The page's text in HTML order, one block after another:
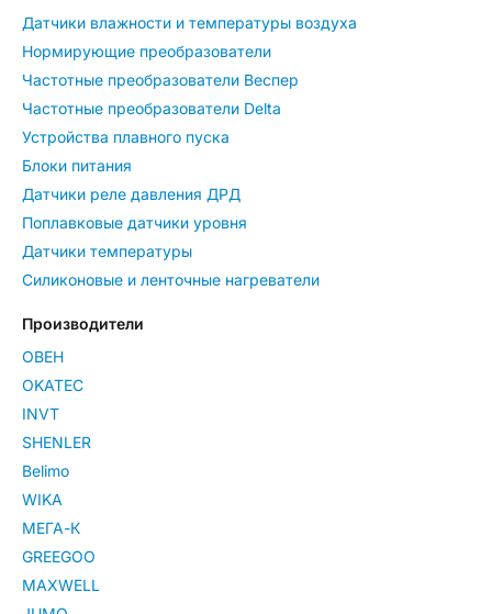
Датчики влажности и температуры воздуха
Нормирующие преобразователи
Частотные преобразователи Веспер
Частотные преобразователи Delta
Устройства плавного пуска
Блоки питания
Датчики реле давления ДРД
Поплавковые датчики уровня
Датчики температуры
Силиконовые и ленточные нагреватели
Производители
ОВЕН
OKATEC
INVT
SHENLER
Belimo
WIKA
МЕГА-К
GREEGOO
MAXWELL